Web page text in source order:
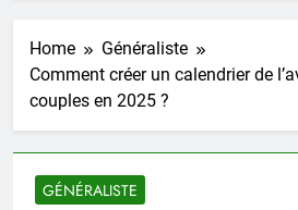
Home
Généraliste
Comment créer un calendrier de
couples en 2025 ?
GÉNÉRALISTE